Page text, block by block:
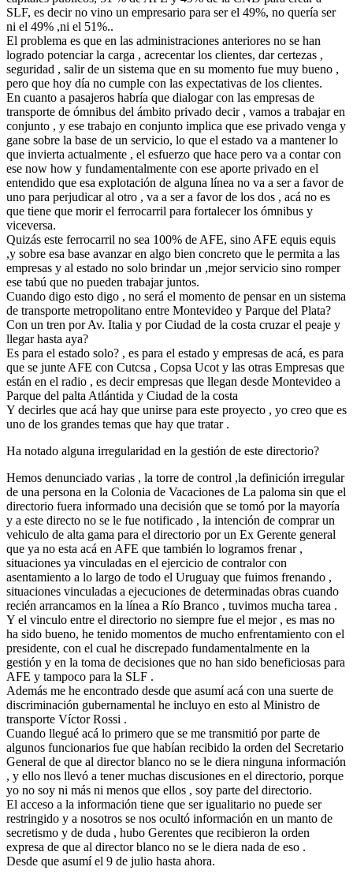
SLF, es decir no vino un empresario para ser el 49%, no quería ser
ni el 49% ,ni el 51%..
El problema es que en las administraciones anteriores no se han
logrado potenciar la carga , acrecentar los clientes, dar certezas ,
seguridad , salir de un sistema que en su momento fue muy bueno ,
pero que hoy día no cumple con las expectativas de los clientes.
En cuanto a pasajeros habría que dialogar con las empresas de
transporte de ómnibus del ámbito privado decir , vamos a trabajar en
conjunto , y ese trabajo en conjunto implica que ese privado venga y
gane sobre la base de un servicio, lo que el estado va a mantener lo
que invierta actualmente , el esfuerzo que hace pero va a contar con
ese now how y fundamentalmente con ese aporte privado en el
entendido que esa explotación de alguna línea no va a ser a favor de
uno para perjudicar al otro , va a ser a favor de los dos , acá no es
que tiene que morir el ferrocarril para fortalecer los ómnibus y
viceversa.
Quizás este ferrocarril no sea 100% de AFE, sino AFE equis equis
,y sobre esa base avanzar en algo bien concreto que le permita a las
empresas y al estado no solo brindar un ,mejor servicio sino romper
ese tabú que no pueden trabajar juntos.
Cuando digo esto digo , no será el momento de pensar en un sistema
de transporte metropolitano entre Montevideo y Parque del Plata?
Con un tren por Av. Italia y por Ciudad de la costa cruzar el peaje y
llegar hasta aya?
Es para el estado solo? , es para el estado y empresas de acá, es para
que se junte AFE con Cutcsa , Copsa Ucot y las otras Empresas que
están en el radio , es decir empresas que llegan desde Montevideo a
Parque del palta Atlántida y Ciudad de la costa
Y decirles que acá hay que unirse para este proyecto , yo creo que es
uno de los grandes temas que hay que tratar .
Ha notado alguna irregularidad en la gestión de este directorio?
Hemos denunciado varias , la torre de control ,la definición irregular
de una persona en la Colonia de Vacaciones de La paloma sin que el
directorio fuera informado una decisión que se tomó por la mayoría
y a este directo no se le fue notificado , la intención de comprar un
vehiculo de alta gama para el directorio por un Ex Gerente general
que ya no esta acá en AFE que también lo logramos frenar ,
situaciones ya vinculadas en el ejercicio de contralor con
asentamiento a lo largo de todo el Uruguay que fuimos frenando ,
situaciones vinculadas a ejecuciones de determinadas obras cuando
recién arrancamos en la línea a Río Branco , tuvimos mucha tarea .
Y el vinculo entre el directorio no siempre fue el mejor , es mas no
ha sido bueno, he tenido momentos de mucho enfrentamiento con el
presidente, con el cual he discrepado fundamentalmente en la
gestión y en la toma de decisiones que no han sido beneficiosas para
AFE y tampoco para la SLF .
Además me he encontrado desde que asumí acá con una suerte de
discriminación gubernamental he incluyo en esto al Ministro de
transporte Víctor Rossi .
Cuando llegué acá lo primero que se me transmitió por parte de
algunos funcionarios fue que habían recibido la orden del Secretario
General de que al director blanco no se le diera ninguna información
, y ello nos llevó a tener muchas discusiones en el directorio, porque
yo no soy ni más ni menos que ellos , soy parte del directorio.
El acceso a la información tiene que ser igualitario no puede ser
restringido y a nosotros se nos ocultó información en un manto de
secretismo y de duda , hubo Gerentes que recibieron la orden
expresa de que al director blanco no se le diera nada de eso .
Desde que asumí el 9 de julio hasta ahora.